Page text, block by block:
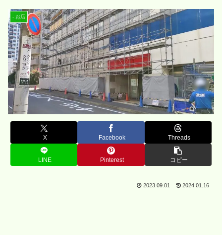
- お店
X Facebook Threads
LINE Pinterest コピー
2023.09.01 2024.01.16